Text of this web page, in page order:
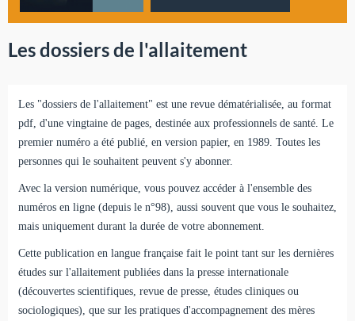
Les dossiers de l'allaitement
Les "dossiers de l'allaitement" est une revue dématérialisée, au format
pdf, d'une vingtaine de pages, destinée aux professionnels de santé. Le
premier numéro a été publié, en version papier, en 1989. Toutes les
personnes qui le souhaitent peuvent s'y abonner.
Avec la version numérique, vous pouvez accéder à l'ensemble des
numéros en ligne (depuis le n°98), aussi souvent que vous le souhaitez,
mais uniquement durant la durée de votre abonnement.
Cette publication en langue française fait le point tant sur les dernières
études sur l'allaitement publiées dans la presse internationale
(découvertes scientifiques, revue de presse, études cliniques ou
sociologiques), que sur les pratiques d'accompagnement des mères